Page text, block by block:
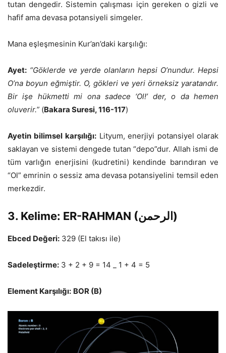
tutan dengedir. Sistemin çalışması için gereken o gizli ve
hafif ama devasa potansiyeli simgeler.
Mana eşleşmesinin Kur’an’daki karşılığı:
Ayet: “Göklerde ve yerde olanların hepsi O’nundur. Hepsi
O’na boyun eğmiştir. O, gökleri ve yeri örneksiz yaratandır.
Bir işe hükmetti mi ona sadece ‘Ol!’ der, o da hemen
oluverir.” (Bakara Suresi, 116-117)
Ayetin bilimsel karşılığı: Lityum, enerjiyi potansiyel olarak
saklayan ve sistemi dengede tutan “depo”dur. Allah ismi de
tüm varlığın enerjisini (kudretini) kendinde barındıran ve
“Ol” emrinin o sessiz ama devasa potansiyelini temsil eden
merkezdir.
3. Kelime: ER-RAHMAN (الرحمن)
Ebced Değeri: 329 (El takısı ile)
Sadeleştirme: 3 + 2 + 9 = 14 _ 1 + 4 = 5
Element Karşılığı: BOR (B)